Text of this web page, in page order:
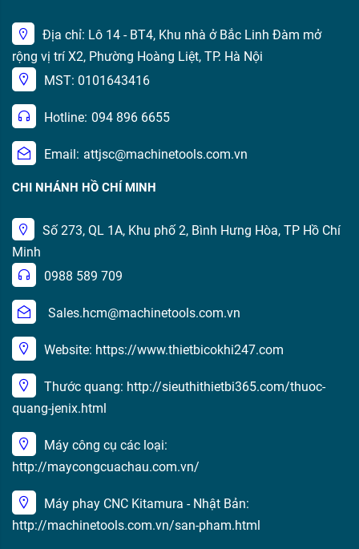
Địa chỉ: Lô 14 - BT4, Khu nhà ở Bắc Linh Đàm mở
rộng vị trí X2, Phường Hoàng Liệt, TP. Hà Nội
MST: 0101643416
Hotline: 094 896 6655
Email: attjsc@machinetools.com.vn
CHI NHÁNH HỒ CHÍ MINH
Số 273, QL 1A, Khu phố 2, Bình Hưng Hòa, TP Hồ Chí
Minh
0988 589 709
Sales.hcm@machinetools.com.vn
Website: https://www.thietbicokhi247.com
Thước quang: http://sieuthithietbi365.com/thuoc-
quang-jenix.html
Máy công cụ các loại:
http://maycongcuachau.com.vn/
Máy phay CNC Kitamura - Nhật Bản:
http://machinetools.com.vn/san-pham.html